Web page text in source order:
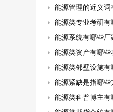
能源管理的近义词
能源类专业考研有
能源系统有哪些厂
能源类资产有哪些
能源类邻壁设施有
能源紧缺是指哪些
能源类科普博主有